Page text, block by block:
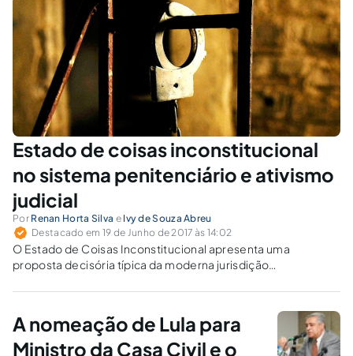
Estado de coisas inconstitucional
no sistema penitenciário e ativismo
judicial
Por Renan Horta Silva e Ivy de Souza Abreu
Destacado em 19 de Junho de 2017 às 14:02
O Estado de Coisas Inconstitucional apresenta uma
proposta decisória típica da moderna jurisdição
Constitucional colombiana e aplicada em 2015 no sistema
A nomeação de Lula para
Ministro da Casa Civil e o